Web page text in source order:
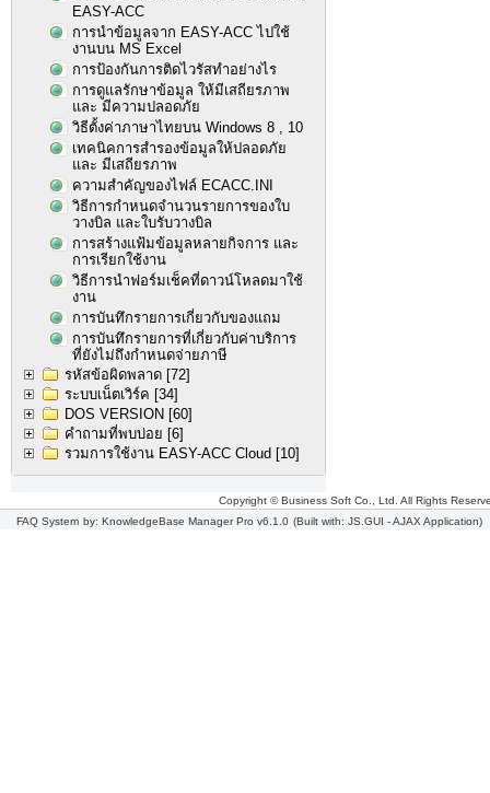
EASY-ACC
การนำข้อมูลจาก EASY-ACC ไปใช้
งานบน MS Excel
การป้องกันการติดไวรัสทำอย่างไร
การดูแลรักษาข้อมูล ให้มีเสถียรภาพ
และ มีความปลอดภัย
วิธีตั้งค่าภาษาไทยบน Windows 8 , 10
เทคนิคการสำรองข้อมูลให้ปลอดภัย
และ มีเสถียรภาพ
ความสำคัญของไฟล์ ECACC.INI
วิธีการกำหนดจำนวนรายการของใบ
วางบิล และใบรับวางบิล
การสร้างแฟ้มข้อมูลหลายกิจการ และ
การเรียกใช้งาน
วิธีการนำฟอร์มเช็คที่ดาวน์โหลดมาใช้
งาน
การบันทึกรายการเกี่ยวกับของแถม
การบันทึกรายการที่เกี่ยวกับค่าบริการ
ที่ยังไม่ถึงกำหนดจ่ายภาษี
รหัสข้อผิดพลาด [72]
ระบบเน็ตเวิร์ค [34]
DOS VERSION [60]
คำถามที่พบบ่อย [6]
รวมการใช้งาน EASY-ACC Cloud [10]
Copyright © Business Soft Co., Ltd. All Rights
FAQ System by: KnowledgeBase Manager Pro v6.1.0 (Built with: JS.GUI -AJAX Application)